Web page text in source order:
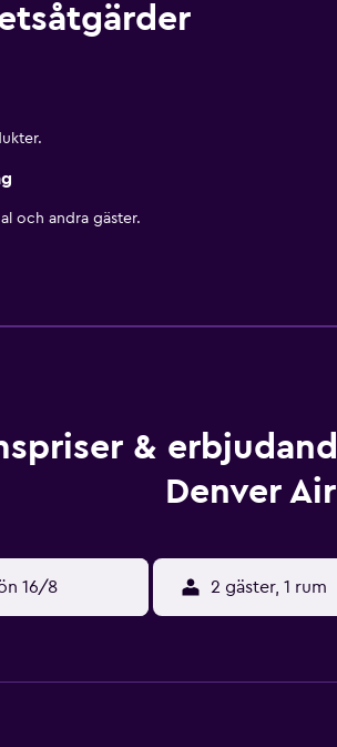
och andra gäster.
&
Denver
16/8 2 gäster, 1 rum